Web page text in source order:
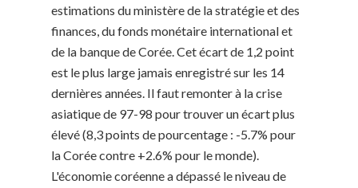
estimations du ministère de la stratégie et des
finances, du fonds monétaire international et
de la banque de Corée. Cet écart de 1,2 point
est le plus large jamais enregistré sur les 14
dernières années. Il faut remonter à la crise
asiatique de 97-98 pour trouver un écart plus
élevé (8,3 points de pourcentage : -5.7% pour
la Corée contre +2.6% pour le monde).
L'économie coréenne a dépassé le niveau de